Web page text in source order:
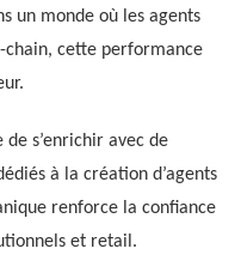
un monde où les agents
chain, cette performance
de s’enrichir avec de
à la création d’agents
renforce la confiance
et retail.